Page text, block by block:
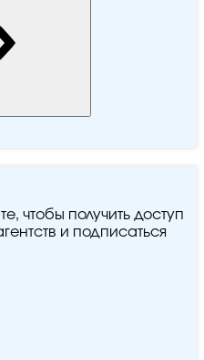
чтобы получить доступ
и подписаться